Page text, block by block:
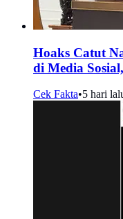
Hoaks Catut
di Media
Cek Fakta•5 hari